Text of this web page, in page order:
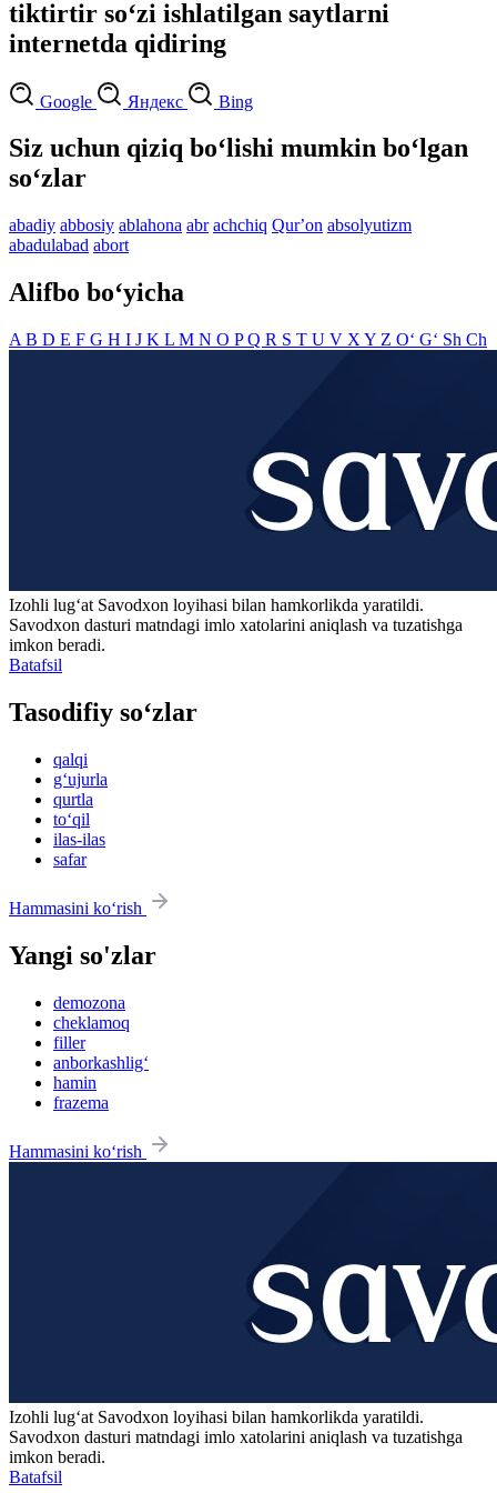
tiktirtir so‘zi ishlatilgan saytlarni
internetda qidiring
Google Яндекс Bing
Siz uchun qiziq bo‘lishi mumkin bo‘lgan
so‘zlar
abadiy abbosiy ablahona abr achchiq Qurʼon absolyutizm
abadulabad abort
Alifbo bo‘yicha
A B D E F G H I J K L M N O PQ R S T U V X Y Z O‘ G‘ Sh Ch
Izohli lugʻat Savodxon loyihasi bilan hamkorlikda yaratildi.
Savodxon dasturi matndagi imlo xatolarini aniqlash va tuzatishga
imkon beradi.
Batafsil
Tasodifiy so‘zlar
qalqi
g‘ujurla
qurtla
to‘qil
ilas-ilas
safar
Hammasini ko‘rish
Yangi so'zlar
demozona
cheklamoq
filler
anborkashlig‘
hamin
frazema
Hammasini ko‘rish
Izohli lugʻat Savodxon loyihasi bilan hamkorlikda yaratildi.
Savodxon dasturi matndagi imlo xatolarini aniqlash va tuzatishga
imkon beradi.
Batafsil